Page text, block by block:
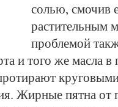
солью, смочив
растительным
проблемой
и того же масла
Жирные пятна от